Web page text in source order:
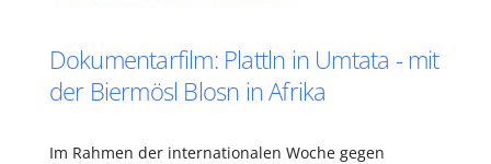
Dokumentarfilm: Plattln in Umtata - mit
der Biermösl Blosn in Afrika
Im Rahmen der internationalen Woche gegen